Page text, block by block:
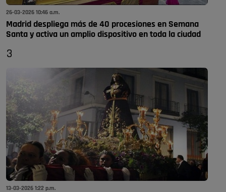
26-03-2026 10:46 a.m.
Madrid despliega más de 40 procesiones en Semana
Santa y activa un amplio dispositivo en toda la ciudad
3
13-03-2026 1:22 p.m.